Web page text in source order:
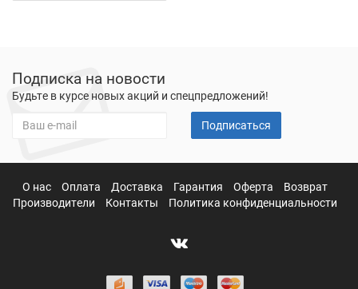
Подписка на новости
Будьте в курсе новых акций и спецпредложений!
Подписаться
О нас Оплата Доставка Гарантия Оферта
Возврат
Производители
Контакты Политика конфиденциальности